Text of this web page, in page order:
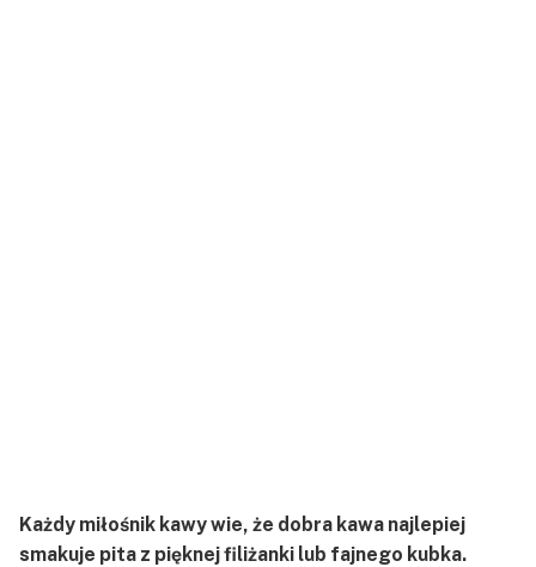
Każdy miłośnik kawy wie, że dobra kawa najlepiej
smakuje pita z pięknej filiżanki lub fajnego kubka.